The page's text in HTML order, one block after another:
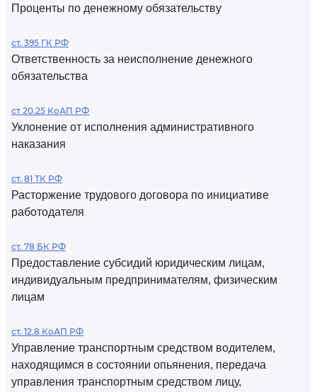
Проценты по денежному обязательству
ст. 395 ГК РФ
Ответственность за неисполнение денежного
обязательства
ст 20.25 КоАП РФ
Уклонение от исполнения административного
наказания
ст. 81 ТК РФ
Расторжение трудового договора по инициативе
работодателя
ст. 78 БК РФ
Предоставление субсидий юридическим лицам,
индивидуальным предпринимателям, физическим
лицам
ст. 12.8 КоАП РФ
Управление транспортным средством водителем,
находящимся в состоянии опьянения, передача
управления транспортным средством лицу,